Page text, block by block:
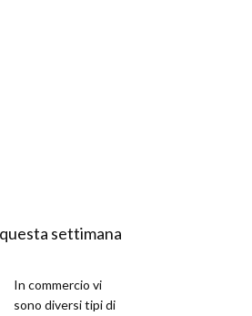
settimana
In commercio vi
sono diversi tipi di